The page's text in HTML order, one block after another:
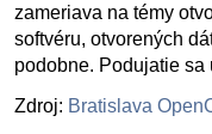
zameriava na témy
softvéru, otvorených
podobne. Podujatie sa
Zdroj: Bratislava